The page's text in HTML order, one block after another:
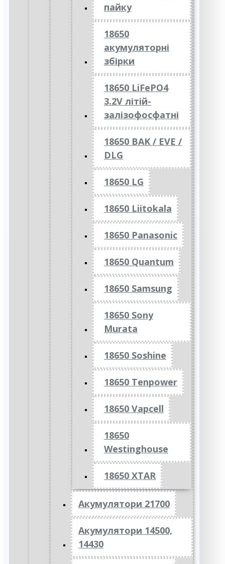
пайку
18650
акумуляторні
збірки
18650 LiFePO4
3.2V літій-
залізофосфатні
18650 BAK / EVE /
DLG
18650 LG
18650 Liitokala
18650 Panasonic
18650 Quantum
18650 Samsung
18650 Sony
Murata
18650 Soshine
18650 Tenpower
18650 Vapcell
18650
Westinghouse
18650 XTAR
Акумулятори 21700
Акумулятори 14500,
14430